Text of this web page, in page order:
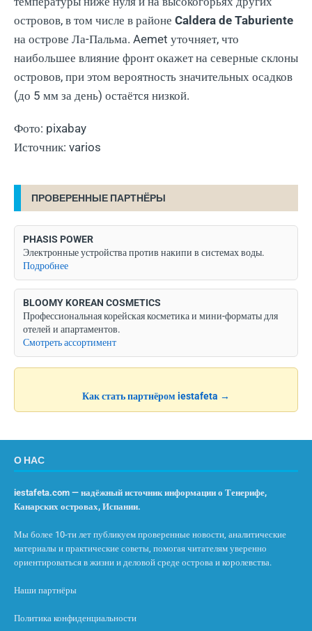
островов, в том числе в районе Caldera de Taburiente
на острове Ла-Пальма. Aemet уточняет, что
наибольшее влияние фронт окажет на северные склоны
островов, при этом вероятность значительных осадков
(до 5 мм за день) остаётся низкой.
Фото: pixabay
Источник: varios
ПРОВЕРЕННЫЕ ПАРТНЁРЫ
PHASIS POWER
Электронные устройства против накипи в системах воды.
Подробнее
BLOOMY KOREAN COSMETICS
Профессиональная корейская косметика и мини-форматы для
отелей и апартаментов.
Смотреть ассортимент
Как стать партнёром iestafeta →
О НАС
iestafeta.com — надёжный источник информации о Тенерифе,
Канарских островах, Испании.
Мы более 10-ти лет публикуем проверенные новости, аналитические
материалы и практические советы, помогая читателям уверенно
ориентироваться в жизни и деловой среде острова и королевства.
Наши партнёры
Политика конфиденциальности